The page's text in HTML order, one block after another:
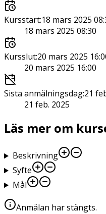
Kursstart:18 mars 2025
18 mars 2025 08:30
Kursslut:20 mars 2025
20 mars 2025 16:00
Sista anmälningsdag:21
21 feb. 2025
Läs mer om
Beskrivning
Syfte
Mål
Anmälan har stängts.